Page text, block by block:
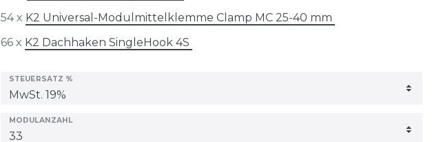
54 x K2 Universal-Modulmittelklemme Clamp MC 25-40 mm
66 x K2 Dachhaken SingleHook 4S
STEUERSATZ %
MODULANZAHL